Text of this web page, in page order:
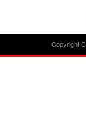
Copyright